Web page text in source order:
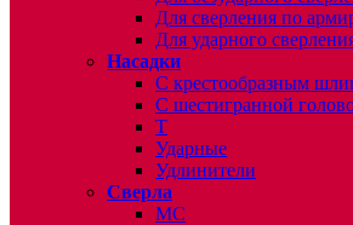
Для сверления по
Для ударного
Насадки
С крестообразным
С шестигранной
T
Ударные
Удлинители
Сверла
МС